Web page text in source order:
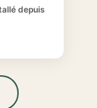
depuis